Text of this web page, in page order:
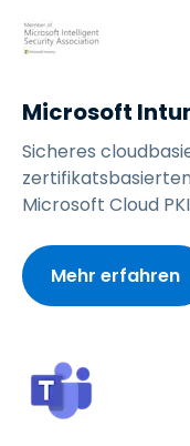
Microsoft
Sicheres
Microsoft Cloud
Mehr erfahren